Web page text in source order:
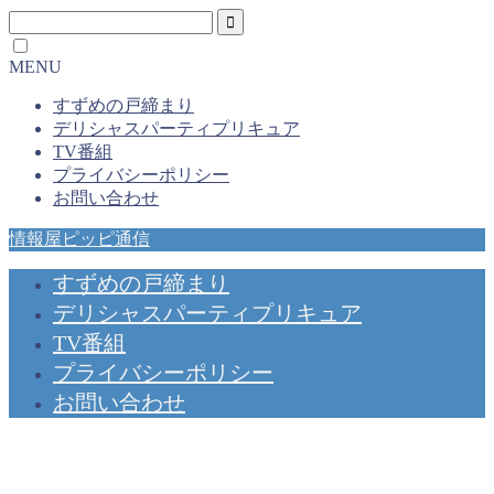
MENU
すずめの戸締まり
デリシャスパーティプリキュア
TV番組
プライバシーポリシー
お問い合わせ
情報屋ピッピ通信
すずめの戸締まり
デリシャスパーティプリキュア
TV番組
プライバシーポリシー
お問い合わせ